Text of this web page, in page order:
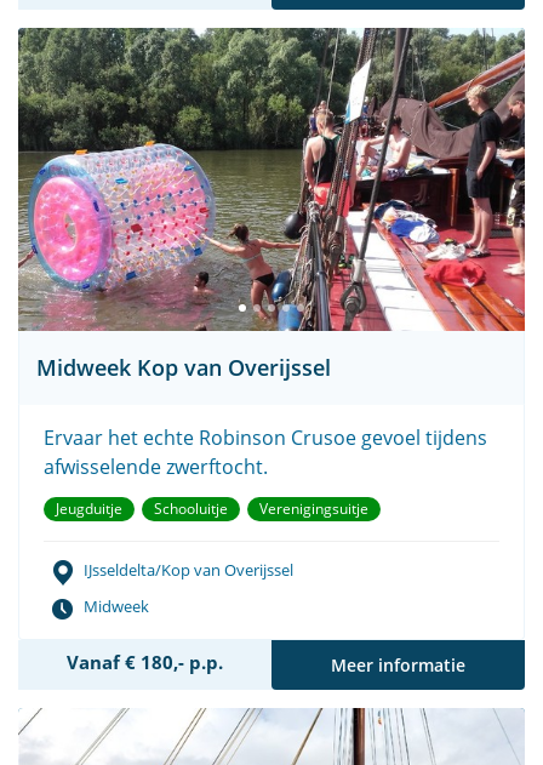
Midweek Kop van Overijssel
Ervaar het echte Robinson Crusoe gevoel tijdens
afwisselende zwerftocht.
Jeugduitje Schooluitje Verenigingsuitje
IJsseldelta/Kop van Overijssel
Midweek
Vanaf € 180,- p.p. Meer informatie